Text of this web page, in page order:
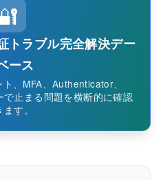
🔐
トラブル完全解決デー
ース
、MFA、Authenticator、
止まる問題を横断的に確認
す。